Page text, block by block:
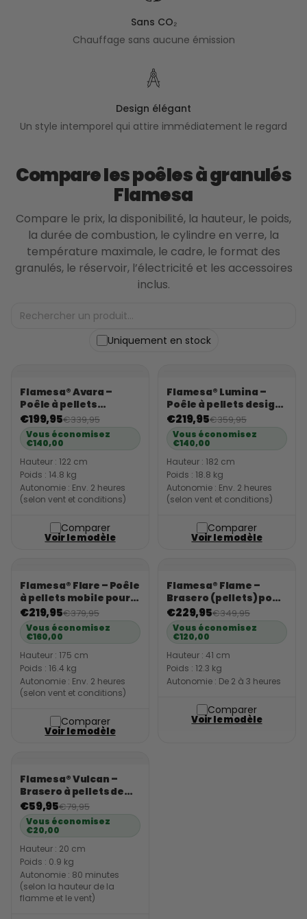
Sans CO₂
Chauffage sans aucune émission
Design élégant
Un style intemporel qui attire immédiatement le regard
Compare les poêles à granulés
Flamesa
Compare le prix, la disponibilité, la hauteur, le poids,
la durée de combustion, le cylindre en verre, la
température maximale, le cadre, le format des
granulés, le réservoir, l’électricité et les accessoires
inclus.
Uniquement en stock
Flamesa® Avara –
Poêle à pellets
compact pour
extérieur
€199,95€339,95
Vous économisez
€140,00
Hauteur : 122 cm
Poids : 14.8 kg
Autonomie : Env. 2 heures
(selon vent et conditions)
Comparer
Voir le modèle
Flamesa® Lumina –
Poêle à pellets design
pour extérieur avec
table
€219,95€359,95
Vous économisez
€140,00
Hauteur : 182 cm
Poids : 18.8 kg
Autonomie : Env. 2 heures
(selon vent et conditions)
Comparer
Voir le modèle
Flamesa® Flare – Poêle
à pellets mobile pour
l’extérieur
€219,95€379,95
Vous économisez
€160,00
Hauteur : 175 cm
Poids : 16.4 kg
Autonomie : Env. 2 heures
(selon vent et conditions)
Comparer
Voir le modèle
Flamesa® Flame –
Brasero (pellets) pour
extérieur
€229,95€349,95
Vous économisez
€120,00
Hauteur : 41 cm
Poids : 12.3 kg
Autonomie : De 2 à 3 heures
Comparer
Voir le modèle
Flamesa® Vulcan –
Brasero à pellets de
table noir pour
extérieur
€59,95€79,95
Vous économisez
€20,00
Hauteur : 20 cm
Poids : 0.9 kg
Autonomie : 80 minutes
(selon la hauteur de la
flamme et le vent)